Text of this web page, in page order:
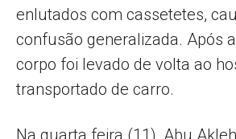
enlutados com cassetetes,
confusão generalizada. Após
corpo foi levado de volta ao
transportado de carro.
Na quarta feira (11), Abu